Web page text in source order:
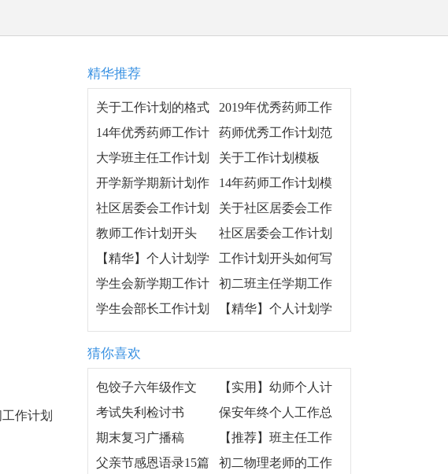
作计划
精华推荐
关于工作计划的格式
模板
2019年优秀药师工作
计划范文
14年优秀药师工作计
划模板
药师优秀工作计划范
文
大学班主任工作计划
模板
关于工作计划模板
开学新学期新计划作
文范文3篇
14年药师工作计划模
板推荐
社区居委会工作计划
集合五篇
关于社区居委会工作
计划范文5篇
教师工作计划开头
社区居委会工作计划
集锦5篇
【精华】个人计划学
生会模板六篇
工作计划开头如何写
学生会新学期工作计
划范文（精选8篇）
初二班主任学期工作
计划
学生会部长工作计划
例文ppt
【精华】个人计划学
生会模板集合九篇
猜你喜欢
包饺子六年级作文
【实用】幼师个人计
划三篇
考试失利检讨书
保安年终个人工作总
结
期末复习广播稿
【推荐】班主任工作
计划集合8篇
父亲节感恩语录15篇
初二物理老师的工作